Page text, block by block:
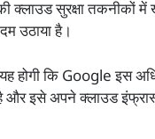
क्लाउड सुरक्षा तकनीकों
उठाया है।
होगी कि Google इस
है और इसे अपने क्लाउड